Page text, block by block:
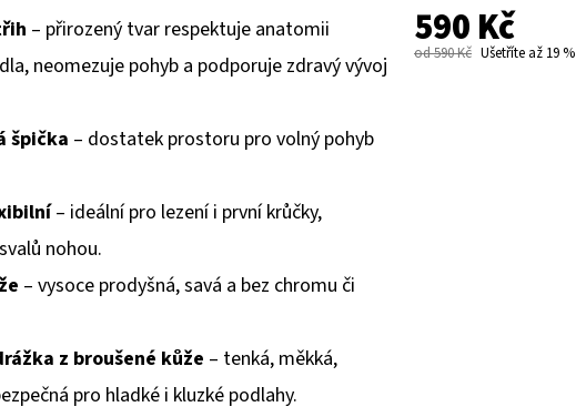
– přirozený tvar respektuje anatomii
neomezuje pohyb a podporuje zdravý vývoj
špička – dostatek prostoru pro volný pohyb
– ideální pro lezení i první krůčky,
nohou.
– vysoce prodyšná, savá a bez chromu či
z broušené kůže – tenká, měkká,
pro hladké i kluzké podlahy.
590 Kč
od 590 Kč Ušetříte až 19 %